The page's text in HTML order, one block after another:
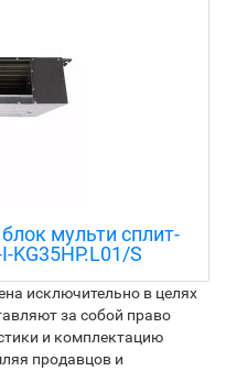
Funai LAC-
исключительно в целях
за собой право
и комплектацию
продавцов и